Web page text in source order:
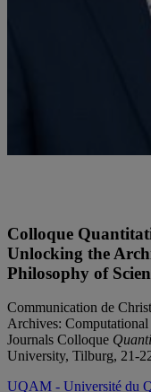
Colloque
Unlocking the
Philosophy of
Communication de
Archives:
Journals Colloque
University, Tilburg, 21-
UQAM - Université du